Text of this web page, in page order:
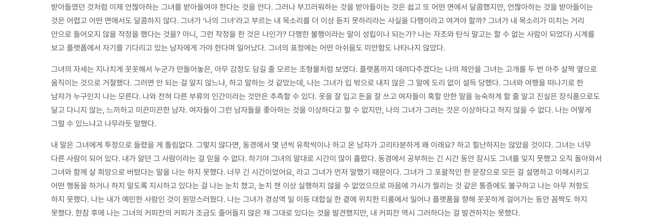
받아들였던 것처럼 이제 언짢아하는 그녀를 받아들여야 한다는 것을 안다. 그러나 부끄러워하는 것을 받아들이는 것은 쉽고 또 어떤 면에서 달콤했지만, 언짢아하는 것을 받아들이는
것은 어렵고 어떤 면에서도 달콤하지 않다. 그녀가 ‘나의 그녀’라고 부르는 내 목소리를 더 이상 듣지 못하리라는 사실을 다행이라고 여겨야 할까? 그녀가 내 목소리가 미치는 거리
안으로 들어오지 않을 작정을 했다는 것을? 아니, 그런 작정을 한 것은 나인가? 다행한 불행이라는 말이 성립이나 되는가? 나는 자조와 탄식 말고는 할 수 없는 사람이 되었다) 시계를
보고 플랫폼에서 자기를 기다리고 있는 남자에게 가야 한다며 일어났다. 그녀의 표정에는 어떤 아쉬움도 미안함도 나타나지 않았다.
그녀의 자세는 지나치게 꼿꼿해서 누군가 만들어놓은, 아무 감정도 담길 줄 모르는 조형물처럼 보였다. 플랫폼까지 데려다주겠다는 나의 제안을 그녀는 고개를 두 번 아주 살짝 옆으로
움직이는 것으로 거절했다. 그러면 안 되는 걸 알지 않느냐, 하고 말하는 것 같았는데, 나는 그녀가 입 밖으로 내지 않은 그 말에 도리 없이 설득 당했다. 그녀와 여행을 떠나기로 한
남자가 누구인지 나는 모른다. 나와 전혀 다른 부류의 인간이라는 것만은 추측할 수 있다. 옷을 잘 입고 돈을 잘 쓰고 여자들이 혹할 만한 말을 능숙하게 할 줄 알고 진실은 장식품으로도
달고 다니지 않는, 느끼하고 미끈미끈한 남자. 여자들이 그런 남자들을 좋아하는 것을 이상하다고 할 수 없지만, 나의 그녀가 그러는 것은 이상하다고 하지 않을 수 없다. 나는 어떻게
그럴 수 있느냐고 나무라듯 말했다.
내 말은 그녀에게 투정으로 들렸을 게 틀림없다. 그렇지 않다면, 동경에서 몇 년씩 유학씩이나 하고 온 남자가 고리타분하게 왜 이래요? 하고 힐난하지는 않았을 것이다. 그녀는 너무
다른 사람이 되어 있다. 내가 알던 그 사람이라는 걸 믿을 수 없다. 하기야 그녀의 말대로 시간이 많이 흘렀다. 동경에서 공부하는 긴 시간 동안 잠시도 그녀를 잊지 못했고 오직 돌아와서
그녀와 함께 살 희망으로 버텼다는 말을 나는 하지 못했다. 너무 긴 시간이었어요, 라고 그녀가 먼저 말했기 때문이다. 그녀가 그 포괄적인 한 문장으로 모든 걸 설명하고 이해시키고
어떤 행동을 하거나 하지 말도록 지시하고 있다는 걸 나는 눈치 챘고, 눈치 챈 이상 실행하지 않을 수 없었으므로 마음에 가시가 찔리는 것 같은 통증에도 불구하고 나는 아무 저항도
하지 못했다. 나는 내가 예민한 사람인 것이 원망스러웠다. 나는 그녀가 경성역 일 이등 대합실 한 곁에 위치한 티룸에서 일어나 플랫폼을 향해 꼿꼿하게 걸어가는 동안 꼼짝도 하지
못했다. 한참 후에 나는 그녀의 커피잔의 커피가 조금도 줄어들지 않은 채 그대로 있다는 것을 발견했지만, 내 커피잔 역시 그러하다는 걸 발견하지는 못했다.